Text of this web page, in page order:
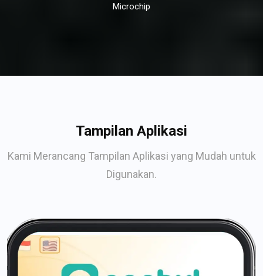
Microchip
Tampilan Aplikasi
Kami Merancang Tampilan Aplikasi yang Mudah untuk
Digunakan.